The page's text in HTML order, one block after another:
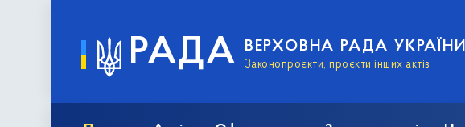
РАДА ВЕРХОВНА РАДА УКРАЇНИ
Законопроєкти, проєкти інших актів